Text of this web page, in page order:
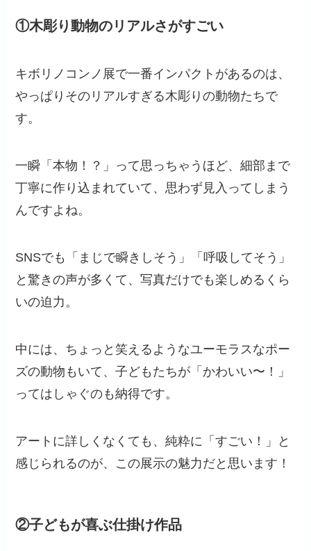
①木彫り動物のリアルさがすごい
キボリノコンノ展で一番インパクトがあるのは、
やっぱりそのリアルすぎる木彫りの動物たちで
す。
一瞬「本物！？」って思っちゃうほど、細部まで
丁寧に作り込まれていて、思わず見入ってしまう
んですよね。
SNSでも「まじで瞬きしそう」「呼吸してそう」
と驚きの声が多くて、写真だけでも楽しめるくら
いの迫力。
中には、ちょっと笑えるようなユーモラスなポー
ズの動物もいて、子どもたちが「かわいい〜！」
ってはしゃぐのも納得です。
アートに詳しくなくても、純粋に「すごい！」と
感じられるのが、この展示の魅力だと思います！
②子どもが喜ぶ仕掛け作品